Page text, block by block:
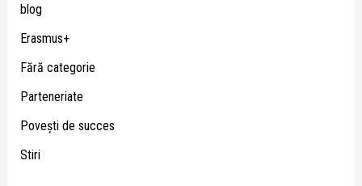
blog
Erasmus+
Fără categorie
Parteneriate
Poveşti de succes
Stiri